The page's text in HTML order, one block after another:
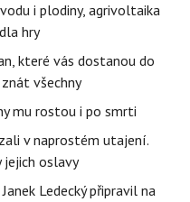
i plodiny, agrivoltaika
hry
které vás dostanou do
všechny
mu rostou i po smrti
v naprostém utajení.
jejich oslavy
Ledecký připravil na